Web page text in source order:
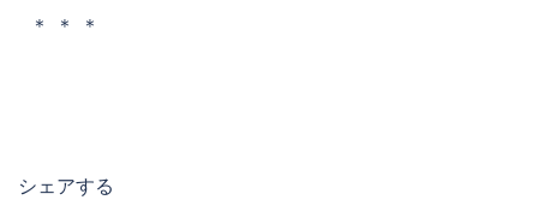
＊ ＊ ＊
シェアする